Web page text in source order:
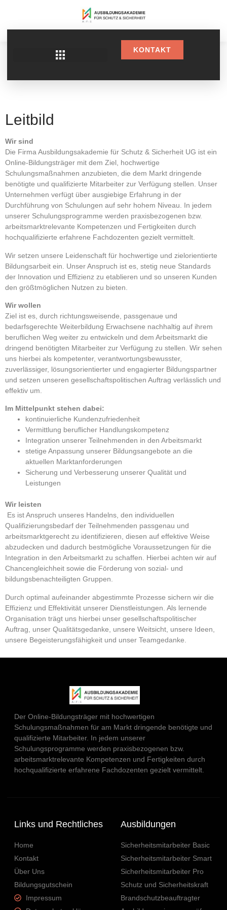
KONTAKT
Leitbild
Wir sind
Die Firma Ausbildungsakademie für Schutz & Sicherheit UG ist ein
Online-Bildungsträger mit dem Ziel, hochwertige
Schulungsmaßnahmen anzubieten, die dem Markt dringende
benötigte und qualifizierte Mitarbeiter zur Verfügung stellen. Unser
Unternehmen verfügt über ausgiebige Erfahrung in der
Durchführung von Schulungen auf sehr hohem Niveau. In jedem
unserer Schulungsprogramme werden praxisbezogenen bzw.
arbeitsmarktrelevante Kompetenzen und Fertigkeiten durch
hochqualifizierte erfahrene Fachdozenten gezielt vermittelt.
Wir setzen unsere Leidenschaft für hochwertige und zielorientierte
Bildungsarbeit ein. Unser Anspruch ist es, stetig neue Standards
der Innovation und Effizienz zu etablieren und so unseren Kunden
den größtmöglichen Nutzen zu bieten.
Wir wollen
Ziel ist es, durch richtungsweisende, passgenaue und
bedarfsgerechte Weiterbildung Erwachsene nachhaltig auf ihrem
beruflichen Weg weiter zu entwickeln und dem Arbeitsmarkt die
dringend benötigten Mitarbeiter zur Verfügung zu stellen. Wir sehen
uns hierbei als kompetenter, verantwortungsbewusster,
zuverlässiger, lösungsorientierter und engagierter Bildungspartner
und setzen unseren gesellschaftspolitischen Auftrag verlässlich und
effektiv um.
Im Mittelpunkt stehen dabei:
kontinuierliche Kundenzufriedenheit
Vermittlung beruflicher Handlungskompetenz
Integration unserer Teilnehmenden in den Arbeitsmarkt
stetige Anpassung unserer Bildungsangebote an die
aktuellen Marktanforderungen
Sicherung und Verbesserung unserer Qualität und
Leistungen
Wir leisten
Es ist Anspruch unseres Handelns, den individuellen
Qualifizierungsbedarf der Teilnehmenden passgenau und
arbeitsmarktgerecht zu identifizieren, diesen auf effektive Weise
abzudecken und dadurch bestmögliche Voraussetzungen für die
Integration in den Arbeitsmarkt zu schaffen. Hierbei achten wir auf
Chancengleichheit sowie die Förderung von sozial- und
bildungsbenachteiligten Gruppen.
Durch optimal aufeinander abgestimmte Prozesse sichern wir die
Effizienz und Effektivität unserer Dienstleistungen. Als lernende
Organisation trägt uns hierbei unser gesellschaftspolitischer
Auftrag, unser Qualitätsgedanke, unsere Weitsicht, unsere Ideen,
unsere Begeisterungsfähigkeit und unser Teamgedanke.
Der Online-Bildungsträger mit hochwertigen
Schulungsmaßnahmen für am Markt dringende benötigte und
qualifizierte Mitarbeiter. In jedem unserer
Schulungsprogramme werden praxisbezogenen bzw.
arbeitsmarktrelevante Kompetenzen und Fertigkeiten durch
hochqualifizierte erfahrene Fachdozenten gezielt vermittelt.
Links und Rechtliches
Home
Kontakt
Über Uns
Bildungsgutschein
Impressum
Ausbildungen
Sicherheitsmitarbeiter Basic
Sicherheitsmitarbeiter Smart
Sicherheitsmitarbeiter Pro
Schutz und Sicherheitskraft
Brandschutzbeauftragter